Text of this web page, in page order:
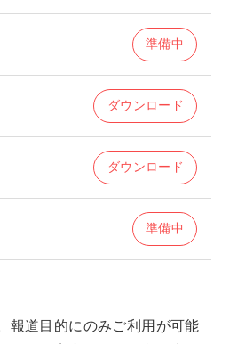
準備中
ダウンロード
ダウンロード
準備中
報道目的にのみご利用が可能